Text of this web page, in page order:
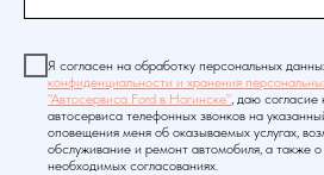
Я согласен на обработку персональных
конфиденциальности и хранения
"Автосервиса Ford в Ногинске" , даю
автосервиса телефонных звонков на
оповещения меня об оказываемых услугах,
обслуживание и ремонт автомобиля, а также
необходимых согласованиях.